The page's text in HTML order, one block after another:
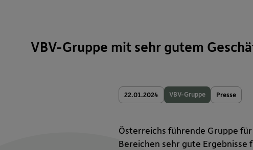
VBV-Gruppe mit sehr gutem
22.01.2024 VBV-Gruppe Presse
Österreichs führende Gruppe
Bereichen sehr gute Ergebnisse